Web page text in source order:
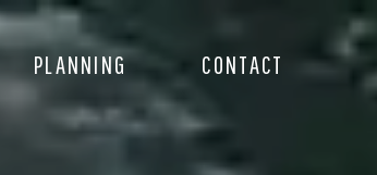
PLANNING CONTACT